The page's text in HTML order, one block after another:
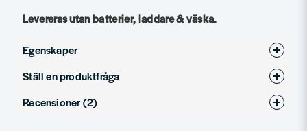
Levereras utan batterier, laddare & väska.
Egenskaper
produktyp
Spänning
Ställ en produktfråga
question
Fråga oss något om denna produkten...
Recensioner (2)